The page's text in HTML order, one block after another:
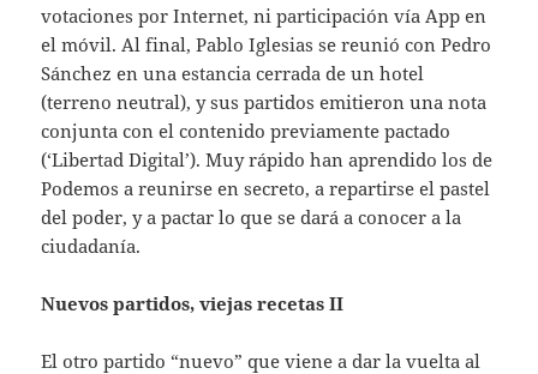
votaciones por Internet, ni participación vía App en
el móvil. Al final, Pablo Iglesias se reunió con Pedro
Sánchez en una estancia cerrada de un hotel
(terreno neutral), y sus partidos emitieron una nota
conjunta con el contenido previamente pactado
(‘Libertad Digital’). Muy rápido han aprendido los de
Podemos a reunirse en secreto, a repartirse el pastel
del poder, y a pactar lo que se dará a conocer a la
ciudadanía.
Nuevos partidos, viejas recetas II
El otro partido “nuevo” que viene a dar la vuelta al